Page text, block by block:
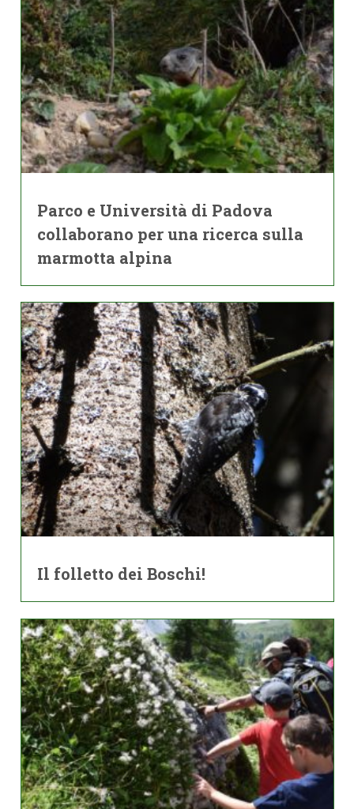
Parco e Università di Padova
collaborano per una ricerca sulla
marmotta alpina
Il folletto dei Boschi!